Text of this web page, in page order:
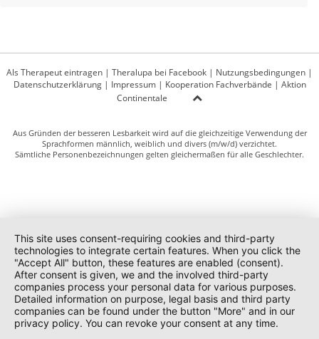
Als Therapeut eintragen | Theralupa bei Facebook | Nutzungsbedingungen |
Datenschutzerklärung| Impressum| Kooperation Fachverbände | Aktion
Continentale
Aus Gründen der besseren Lesbarkeit wird auf die gleichzeitige Verwendung der
Sprachformen männlich, weiblich und divers (m/w/d) verzichtet.
Sämtliche Personenbezeichnungen gelten gleichermaßen für alle Geschlechter.
This site uses consent-requiring cookies and third-party
technologies to integrate certain features. When you click the
"Accept All" button, these features are enabled (consent).
After consent is given, we and the involved third-party
companies process your personal data for various purposes.
Detailed information on purpose, legal basis and third party
companies can be found under the button "More" and in our
privacy policy. You can revoke your consent at any time.